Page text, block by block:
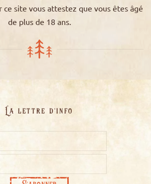
ce site vous attestez que vous êtes âgé
de plus de 18 ans.
La lettre d'info